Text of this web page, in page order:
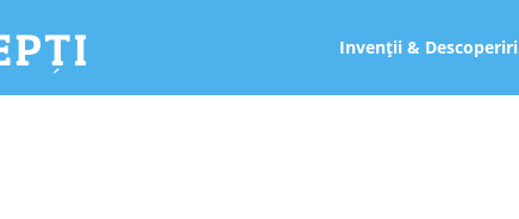
Deștepți.ro Invenții & Descoperiri